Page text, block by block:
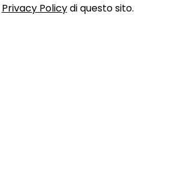
Privacy Policydi questo sito.